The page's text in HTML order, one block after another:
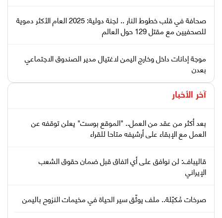
صحافة في قلب خطوط النار .. لجنة دولية: 2025 العام الأكثر دموية
للصحفيين مع مقتل 129 حول العالم
موجة إدانات داخل وخارج اليمن لاغتيال مدير الصندوق الاجتماعي
بعدن
آخر الأخبار
بعد أكثر من عقد من العمل.. "الموقع بوست" يعلن توقفه عن
العمل مع الإبقاء على أرشيفه متاحا للقراء
قاليباف: لن نوافق على أي اتفاق قبل ضمان حقوق الشعب
الإيراني
صرخات مُكبّلة.. ملف يوثّق سير الحياة في مخيمات النزوح باليمن